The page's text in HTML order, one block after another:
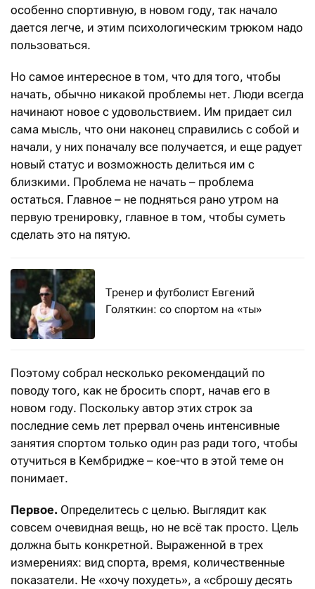
особенно спортивную, в новом году, так начало
дается легче, и этим психологическим трюком надо
пользоваться.
Но самое интересное в том, что для того, чтобы
начать, обычно никакой проблемы нет. Люди всегда
начинают новое с удовольствием. Им придает сил
сама мысль, что они наконец справились с собой и
начали, у них поначалу все получается, и еще радует
новый статус и возможность делиться им с
близкими. Проблема не начать – проблема
остаться. Главное – не подняться рано утром на
первую тренировку, главное в том, чтобы суметь
сделать это на пятую.
Тренер и футболист Евгений
Голяткин: со спортом на «ты»
Поэтому собрал несколько рекомендаций по
поводу того, как не бросить спорт, начав его в
новом году. Поскольку автор этих строк за
последние семь лет прервал очень интенсивные
занятия спортом только один раз ради того, чтобы
отучиться в Кембридже – кое-что в этой теме он
понимает.
Первое. Определитесь с целью. Выглядит как
совсем очевидная вещь, но не всё так просто. Цель
должна быть конкретной. Выраженной в трех
измерениях: вид спорта, время, количественные
показатели. Не «хочу похудеть», а «сброшу десять